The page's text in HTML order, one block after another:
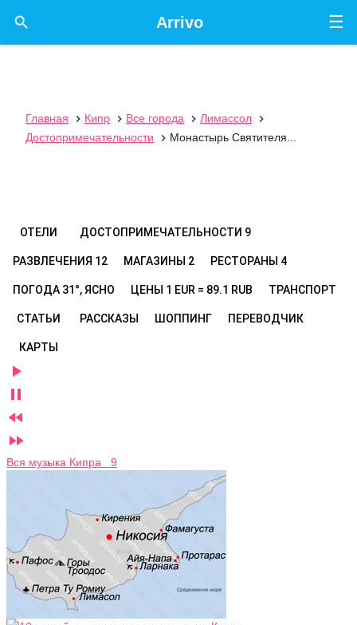
☰
Arrivo

Главная  Кипр  Все города  Лимассол

Достопримечательности
 Монастырь Святителя...
ОТЕЛИ ДОСТОПРИМЕЧАТЕЛЬНОСТИ 9
РАЗВЛЕЧЕНИЯ 12 МАГАЗИНЫ 2 РЕСТОРАНЫ 4
ПОГОДА 31°, ЯСНО ЦЕНЫ 1 EUR = 89.1 RUB ТРАНСПОРТ
СТАТЬИ РАССКАЗЫ ШОППИНГ ПЕРЕВОДЧИК
КАРТЫ




Вся музыка Кипра 9